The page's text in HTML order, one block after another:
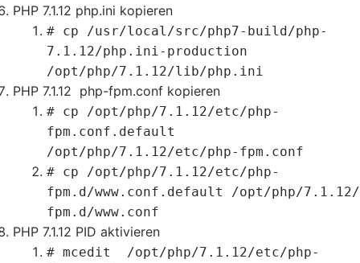
PHP 7.1.12 php.ini kopieren
# cp /usr/local/src/php7-build/php-
7.1.12/php.ini-production
/opt/php/7.1.12/lib/php.ini
PHP 7.1.12 php-fpm.conf kopieren
# cp /opt/php/7.1.12/etc/php-
fpm.conf.default
/opt/php/7.1.12/etc/php-fpm.conf
# cp /opt/php/7.1.12/etc/php-
fpm.d/www.conf.default /opt/php/
fpm.d/www.conf
PHP 7.1.12 PID aktivieren
# mcedit /opt/php/7.1.12/etc/php-